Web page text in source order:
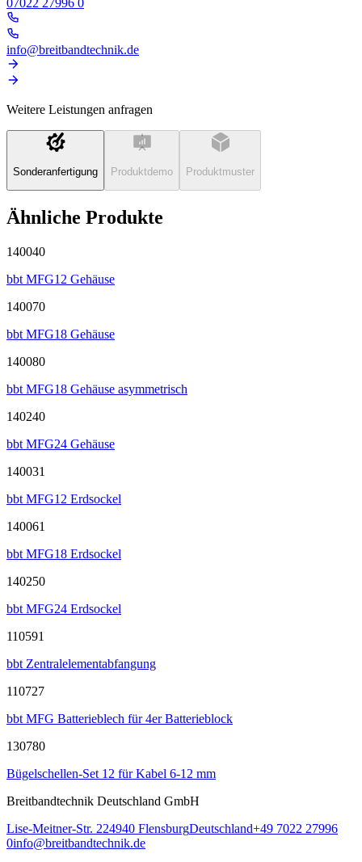
07022 27996 0
info@breitbandtechnik.de
Weitere Leistungen anfragen
Sonderanfertigung Produktdemo Produktmuster
Ähnliche Produkte
140040
bbt MFG12 Gehäuse
140070
bbt MFG18 Gehäuse
140080
bbt MFG18 Gehäuse asymmetrisch
140240
bbt MFG24 Gehäuse
140031
bbt MFG12 Erdsockel
140061
bbt MFG18 Erdsockel
140250
bbt MFG24 Erdsockel
110591
bbt Zentralelementabfangung
110727
bbt MFG Batterieblech für 4er Batterieblock
130780
Bügelschellen-Set 12 für Kabel 6-12 mm
Breitbandtechnik Deutschland GmbH
Lise-Meitner-Str. 224940 FlensburgDeutschland+49 7022 27996
0info@breitbandtechnik.de